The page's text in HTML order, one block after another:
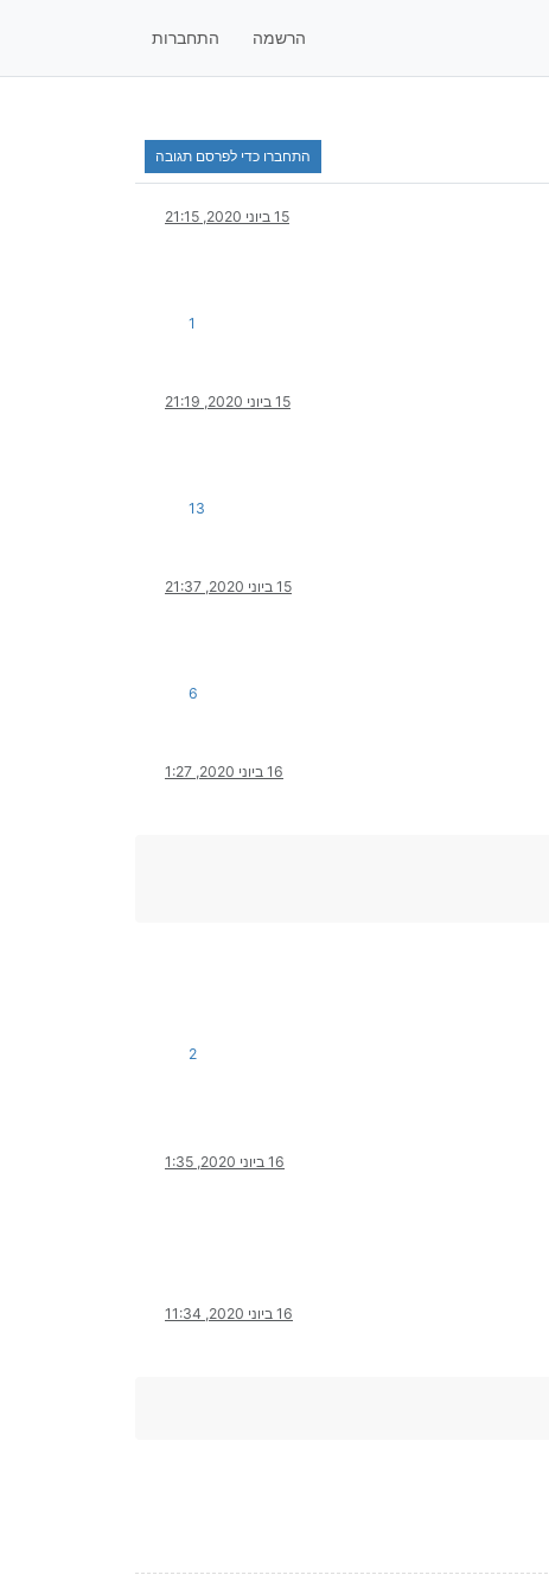
הרשמה התחברות
התחברו כדי לפרסם תגובה
15 ביוני 2020, 21:15
1
15 ביוני 2020, 21:19
13
15 ביוני 2020, 21:37
6
16 ביוני 2020, 1:27
2
16 ביוני 2020, 1:35
16 ביוני 2020, 11:34